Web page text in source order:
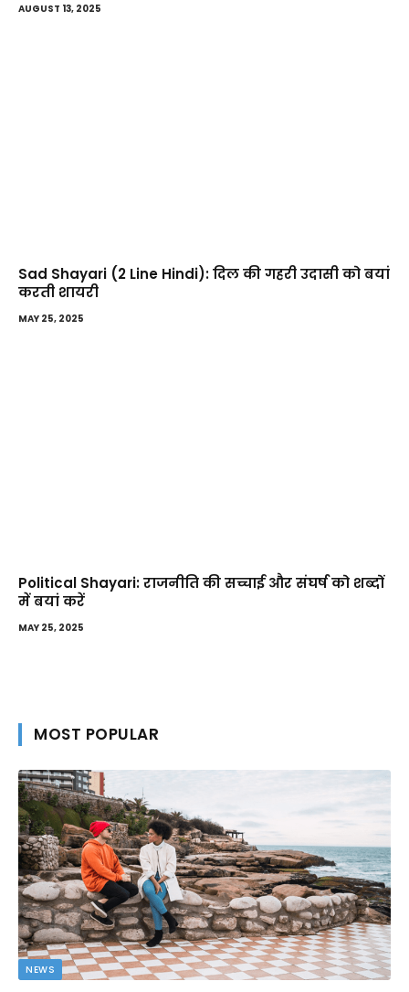
AUGUST 13, 2025
Sad Shayari (2 Line Hindi): दिल की गहरी उदासी को बयां
करती शायरी
MAY 25, 2025
Political Shayari: राजनीति की सच्चाई और संघर्ष को शब्दों
में बयां करें
MAY 25, 2025
MOST POPULAR
NEWS